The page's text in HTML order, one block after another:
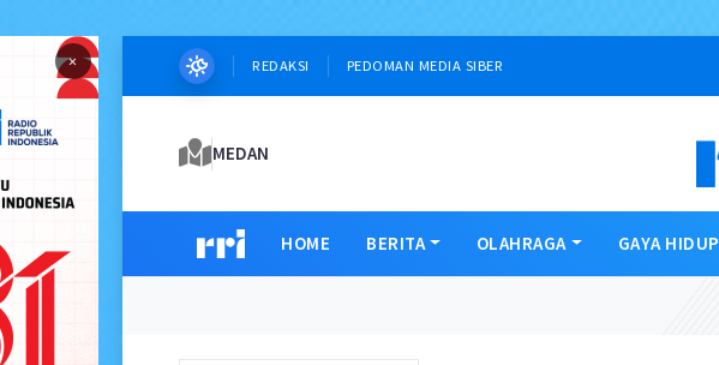
× REDAKSI PEDOMAN MEDIA SIBER
MEDAN
HOME BERITA OLAHRAGA GAYA HIDUP